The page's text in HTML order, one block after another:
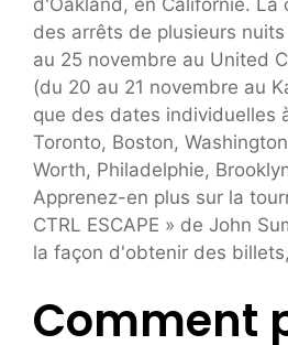
des arrêts de plusieurs
au 25 novembre au United
(du 20 au 21 novembre au
que des dates individuelles
Toronto, Boston,
Worth, Philadelphie,
Apprenez-en plus sur la
CTRL ESCAPE » de John
la façon d'obtenir des
Comment